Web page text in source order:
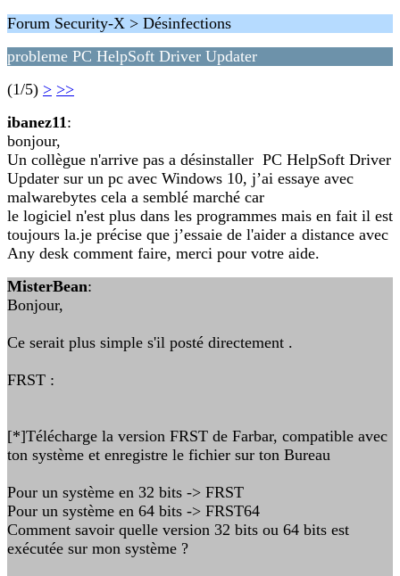
Forum Security-X > Désinfections
probleme PC HelpSoft Driver Updater
(1/5) > >>
ibanez11:
bonjour,
Un collègue n'arrive pas a désinstaller PC HelpSoft Driver
Updater sur un pc avec Windows 10, j’ai essaye avec
malwarebytes cela a semblé marché car
le logiciel n'est plus dans les programmes mais en fait il est
toujours la.je précise que j’essaie de l'aider a distance avec
Any desk comment faire, merci pour votre aide.
MisterBean:
Bonjour,
Ce serait plus simple s'il posté directement .
FRST :
[*]Télécharge la version FRST de Farbar, compatible avec
ton système et enregistre le fichier sur ton Bureau
Pour un système en 32 bits -> FRST
Pour un système en 64 bits -> FRST64
Comment savoir quelle version 32 bits ou 64 bits est
exécutée sur mon système ?